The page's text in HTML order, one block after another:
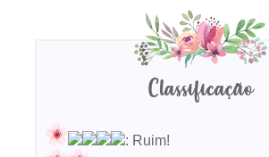
Classificação
: Ruim!